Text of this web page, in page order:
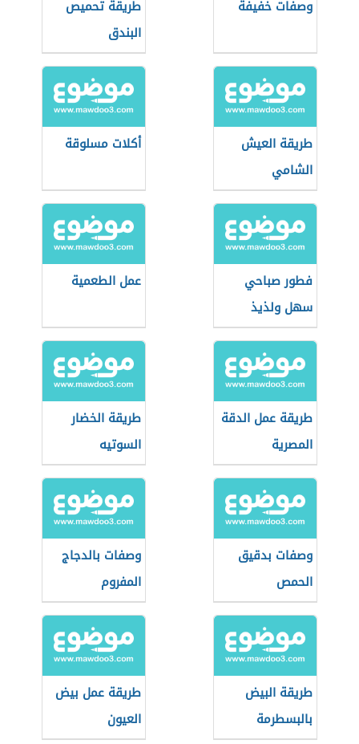
وصفات خفيفة
طريقة تحميص
البندق
طريقة العيش
الشامي
أكلات مسلوقة
فطور صباحي
سهل ولذيذ
عمل الطعمية
طريقة عمل الدقة
المصرية
طريقة الخضار
السوتيه
وصفات بدقيق
الحمص
وصفات بالدجاج
المفروم
طريقة البيض
بالبسطرمة
طريقة عمل بيض
العيون